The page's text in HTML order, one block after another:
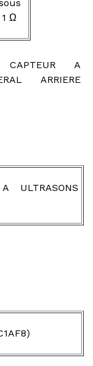
Ω
CAPTEUR A
ARRIERE
ULTRASONS